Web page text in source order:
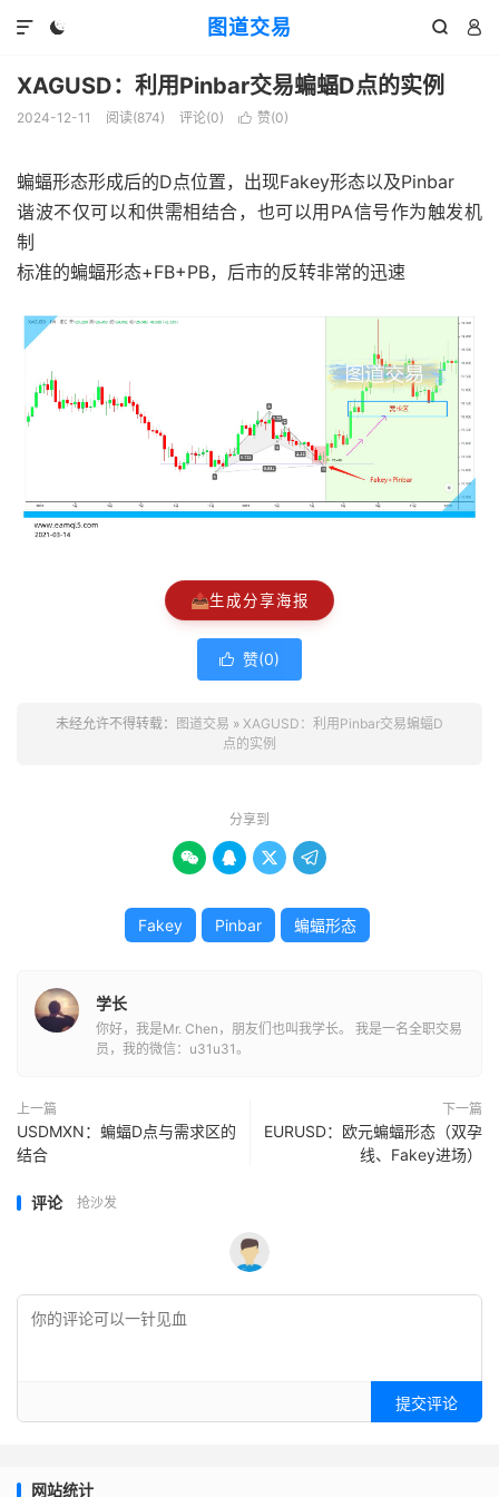
图道交易
  

XAGUSD：利用Pinbar交易蝙蝠D点的实例
2024-12-11 阅读(874) 评论(0)  赞(0)
蝙蝠形态形成后的D点位置，出现Fakey形态以及Pinbar
谐波不仅可以和供需相结合，也可以用PA信号作为触发机
制
标准的蝙蝠形态+FB+PB，后市的反转非常的迅速
📤生成分享海报
 赞(0)
未经允许不得转载： 图道交易 » XAGUSD：利用Pinbar交易蝙蝠D
点的实例
分享到
   
Fakey Pinbar 蝙蝠形态
学长
你好，我是Mr. Chen，朋友们也叫我学长。 我是一名全职交易
员，我的微信：u31u31。
上一篇
USDMXN：蝙蝠D点与需求区的
结合
下一篇
EURUSD：欧元蝙蝠形态（双孕
线、Fakey进场）
评论 抢沙发
提交评论
网站统计